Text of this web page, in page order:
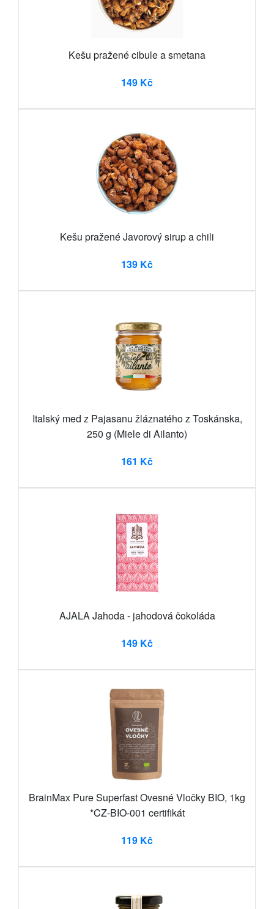
Kešu pražené cibule a smetana
149 Kč
Kešu pražené Javorový sirup a chili
139 Kč
Italský med z Pajasanu žláznatého z Toskánska,
250 g (Miele di Ailanto)
161 Kč
AJALA Jahoda - jahodová čokoláda
149 Kč
BrainMax Pure Superfast Ovesné Vločky BIO, 1kg
*CZ-BIO-001 certifikát
119 Kč